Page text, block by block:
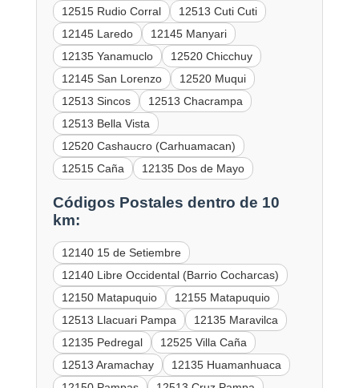
12515 Rudio Corral
12513 Cuti Cuti
12145 Laredo
12145 Manyari
12135 Yanamuclo
12520 Chicchuy
12145 San Lorenzo
12520 Muqui
12513 Sincos
12513 Chacrampa
12513 Bella Vista
12520 Cashaucro (Carhuamacan)
12515 Caña
12135 Dos de Mayo
Códigos Postales dentro de 10
km:
12140 15 de Setiembre
12140 Libre Occidental (Barrio Cocharcas)
12150 Matapuquio
12155 Matapuquio
12513 Llacuari Pampa
12135 Maravilca
12135 Pedregal
12525 Villa Caña
12513 Aramachay
12135 Huamanhuaca